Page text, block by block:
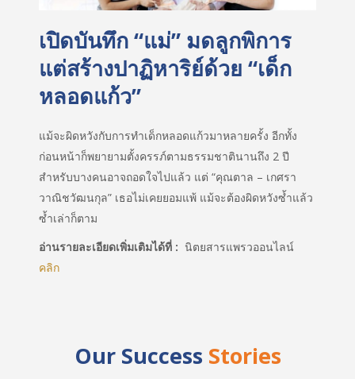
เปิดบันทึก “แม่” มดลูกพิการ
แต่สร้างปาฏิหาริย์ด้วย “เด็ก
หลอดแก้ว”
แม้จะผิดหวังกับการทำเด็กหลอดแก้วมาหลายครั้ง อีกทั้ง
ก่อนหน้าก็พยายามตั้งครรภ์ตามธรรมชาตินานถึง 2 ปี
สำหรับบางคนอาจถอดใจไปแล้ว แต่ “คุณตาล – เกศรา
วาณิชวัฒนกุล” เธอไม่เคยยอมแพ้ แม้จะต้องผิดหวังซ้ำแล้ว
ซ้ำเล่าก็ตาม
อ่านรายละเอียดเพิ่มเติมได้ที่ : นิตยสารแพรวออนไลน์
คลิก
Our Success Stories